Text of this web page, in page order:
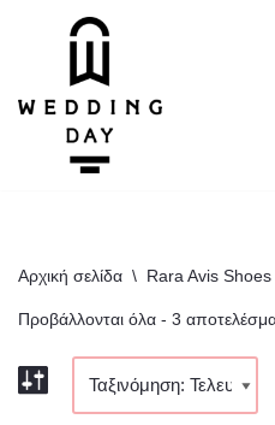
περιεχόμενο
Αρχική σελίδα \ Rara Avis Shoes
Προβάλλονται όλα - 3